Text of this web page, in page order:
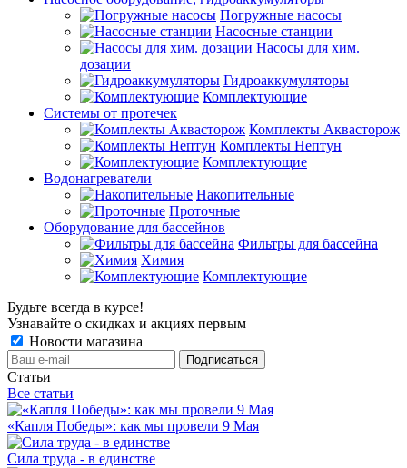
Погружные насосы
Насосные станции
Насосы для хим.
дозации
Гидроаккумуляторы
Комплектующие
Системы от протечек
Комплекты Аквасторож
Комплекты Нептун
Комплектующие
Водонагреватели
Накопительные
Проточные
Оборудование для бассейнов
Фильтры для бассейна
Химия
Комплектующие
Будьте всегда в курсе!
Узнавайте о скидках и акциях первым
Новости магазина
Статьи
Все статьи
«Капля Победы»: как мы провели 9 Мая
Сила труда - в единстве